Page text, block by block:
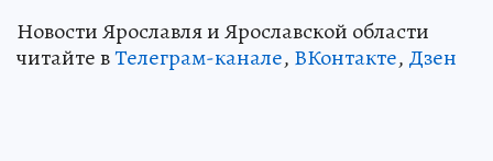
Новости Ярославля и Ярославской области
читайте вТелеграм-канале, ВКонтакте, Дзен